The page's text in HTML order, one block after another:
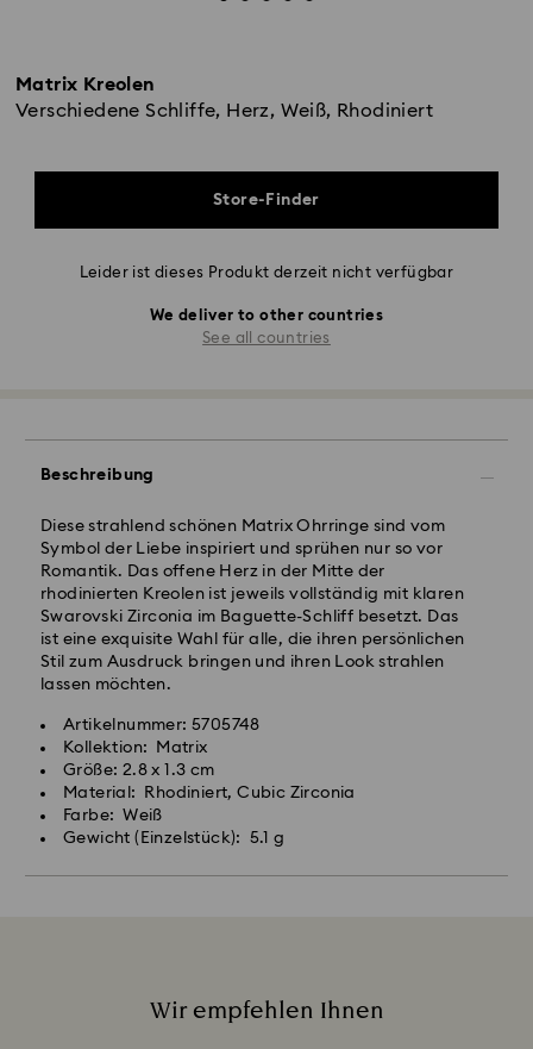
Matrix Kreolen
Verschiedene Schliffe, Herz, Weiß, Rhodiniert
Store-Finder
Leider ist dieses Produkt derzeit nicht verfügbar
We deliver to other countries
See all countries
Beschreibung
Diese strahlend schönen Matrix Ohrringe sind vom
Symbol der Liebe inspiriert und sprühen nur so vor
Romantik. Das offene Herz in der Mitte der
rhodinierten Kreolen ist jeweils vollständig mit klaren
Swarovski Zirconia im Baguette-Schliff besetzt. Das
ist eine exquisite Wahl für alle, die ihren persönlichen
Stil zum Ausdruck bringen und ihren Look strahlen
lassen möchten.
Artikelnummer: 5705748
Kollektion: Matrix
Größe: 2.8 x 1.3 cm
Material: Rhodiniert, Cubic Zirconia
Farbe: Weiß
Gewicht (Einzelstück): 5.1 g
Wir empfehlen Ihnen